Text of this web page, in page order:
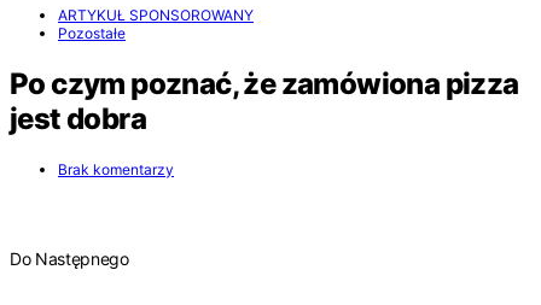
ARTYKUŁ SPONSOROWANY
Pozostałe
Po czym poznać, że zamówiona pizza
jest dobra
Brak komentarzy
Do Następnego